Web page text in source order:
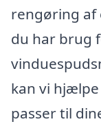
rengøring af
du har brug
kan vi
passer til